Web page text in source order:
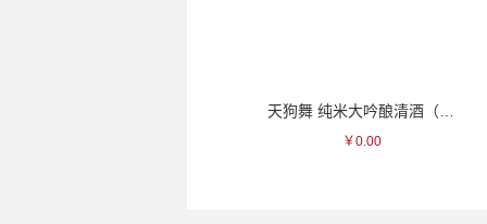
天狗舞 纯米大吟酿清酒（盒）